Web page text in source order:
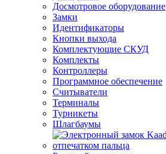
Досмотровое оборудование
Замки
Идентификаторы
Кнопки выхода
Комплектующие СКУД
Комплекты
Контроллеры
Программное обеспечение
Считыватели
Терминалы
Турникеты
Шлагбаумы